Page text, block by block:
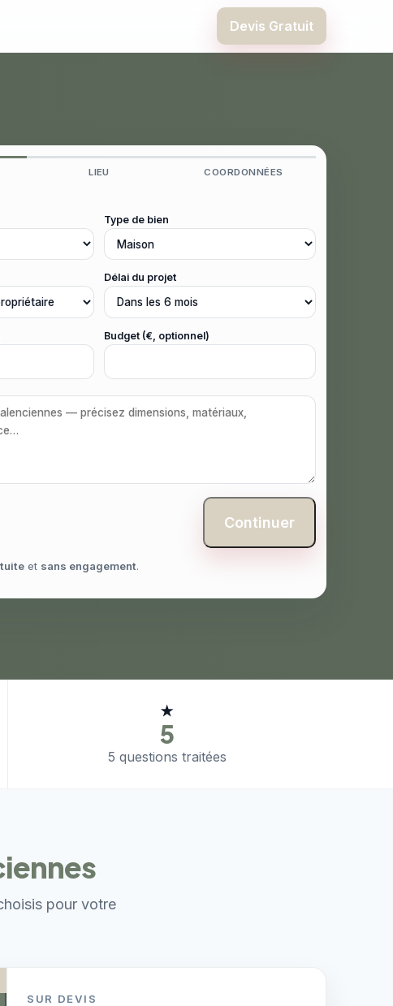
Devis Gratuit
LIEU COORDONNÉES
Type de bien
Délai du projet
Budget (€, optionnel)
Continuer
et sans engagement.
★
5
5 questions traitées
pour votre
SUR DEVIS